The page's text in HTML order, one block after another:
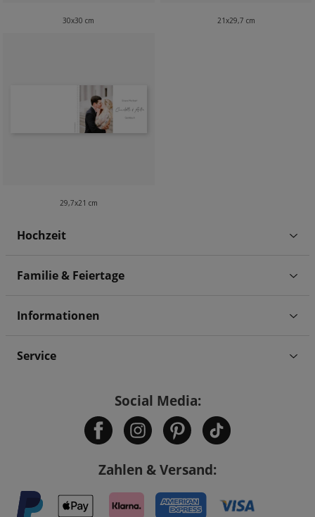
30x30 cm 21x29,7 cm
29,7x21 cm
Hochzeit
Familie & Feiertage
Informationen
Service
Social Media:
Zahlen & Versand: